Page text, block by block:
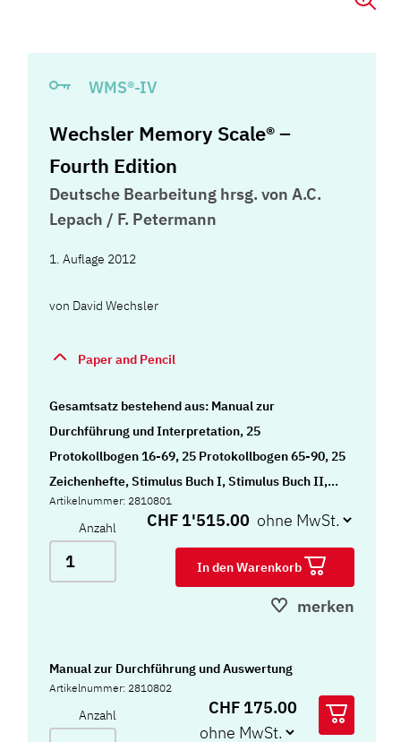
WMS®-IV
Wechsler Memory Scale® –
Fourth Edition
Deutsche Bearbeitung hrsg. von A.C.
Lepach / F. Petermann
1. Auflage 2012
von David Wechsler
Paper and Pencil
Gesamtsatz bestehend aus: Manual zur
Durchführung und Interpretation, 25
Protokollbogen 16-69, 25 Protokollbogen 65-90, 25
Zeichenhefte, Stimulus Buch I, Stimulus Buch II,
Wiedergaberaster, Musterkarten,
Auswertungsschablonen und Tasche
Artikelnummer: 2810801
Anzahl CHF 1'515.00
In den Warenkorb
merken
Manual zur Durchführung und Auswertung
Artikelnummer: 2810802
Anzahl CHF 175.00